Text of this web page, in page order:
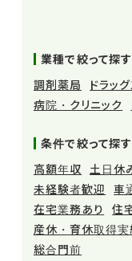
業種で絞って探す
調剤薬局
ドラッ
病院・クリニック
条件で絞って探す
高額年収
土日休
未経験者歓迎
車
在宅業務あり
住
産休・育休取得実
総合門前